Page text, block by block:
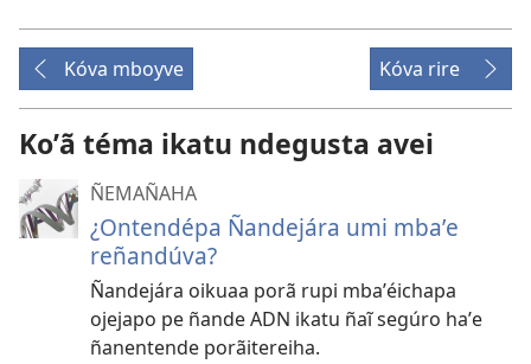
Kóva mboyve Kóva rire
Koʼã téma ikatu ndegusta avei
ÑEMAÑAHA
¿Ontendépa Ñandejára umi mbaʼe
reñandúva?
Ñandejára oikuaa porã rupi mbaʼéichapa
ojejapo pe ñande ADN ikatu ñaĩ segúro haʼe
ñanentende porãitereiha.